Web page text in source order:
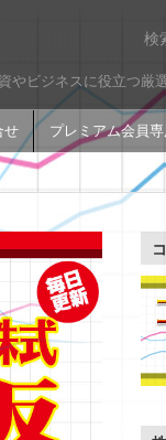
やビジネスに役立つ厳
せ プレミアム会員専
検